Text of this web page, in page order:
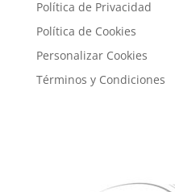
Política de Privacidad
Política de Cookies
Personalizar Cookies
Términos y Condiciones